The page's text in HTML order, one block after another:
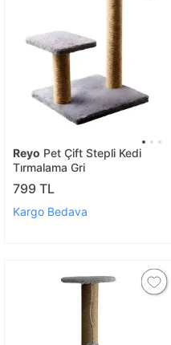
Reyo Pet Çift Stepli Kedi
Tırmalama Gri
799 TL
Kargo Bedava